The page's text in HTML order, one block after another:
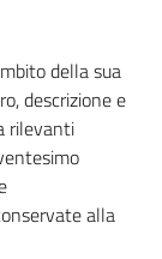
della sua
descrizione e
rilevanti
alla